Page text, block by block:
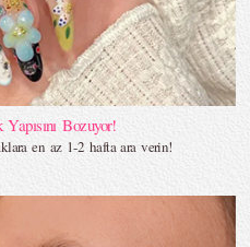
Bozuyor!
en az 1-2 hafta ara verin!